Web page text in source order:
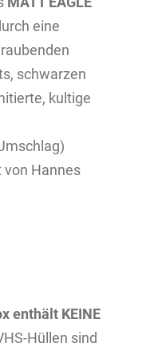
eine
schwarzen
kultige
von Hannes
enthält KEINE
Hüllen sind